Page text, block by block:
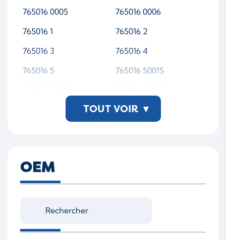
765016 0005
765016 0006
765016 1
765016 2
765016 3
765016 4
765016 5
765016 5001S
765016 5005S
765016-0003
765016-0005
765016-0006
765016-1
765016-3
TOUT VOIR ▾
OEM